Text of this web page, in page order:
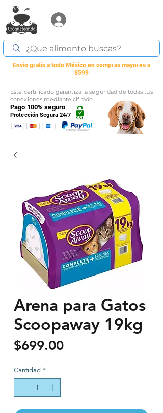
Envio gratis a todo México en compras mayores a
$599
Este certificado garantiza la seguridad de todas tus
conexiones mediante cifrado
Pago 100% seguro
Protección Segura 24/7
Arena para Gatos
Scoopaway 19kg
$699.00Precio
Cantidad *